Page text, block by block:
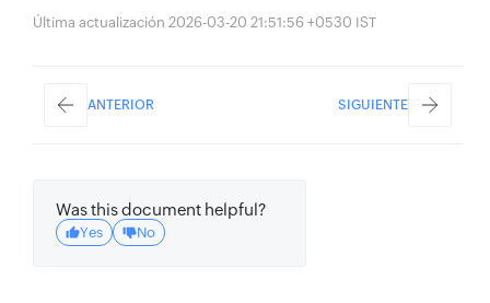
Última actualización 2026-03-20 21:51:56 +0530 IST
ANTERIOR SIGUIENTE
Was this document helpful?
Yes No